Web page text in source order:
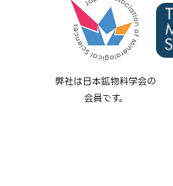
弊社は日本鉱物科学会の
会員です。